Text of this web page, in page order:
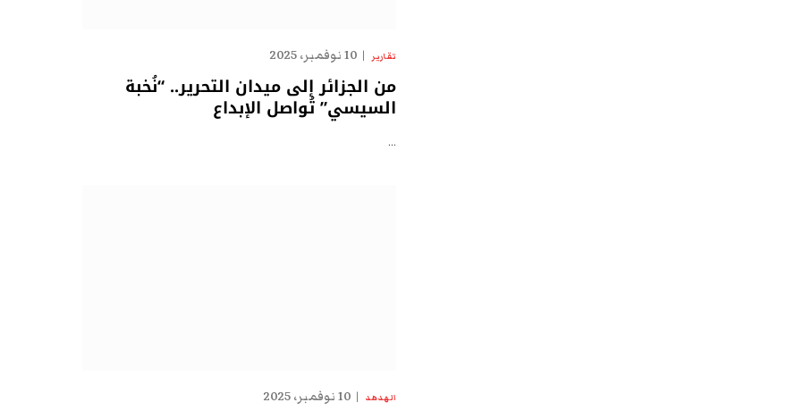
تقارير 10 نوفمبر، 2025
من الجزائر إلى ميدان التحرير.. “نُخبة
السيسي” تُواصل الإبداع
…
الهدهد 10 نوفمبر، 2025